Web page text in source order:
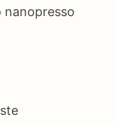
nanopresso